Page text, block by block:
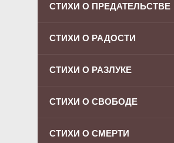
СТИХИ О ПРЕДАТЕЛЬСТВЕ
СТИХИ О РАДОСТИ
СТИХИ О РАЗЛУКЕ
СТИХИ О СВОБОДЕ
СТИХИ О СМЕРТИ